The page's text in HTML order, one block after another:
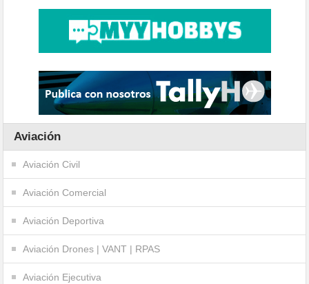
Aviación
Aviación Civil
Aviación Comercial
Aviación Deportiva
Aviación Drones | VANT | RPAS
Aviación Ejecutiva